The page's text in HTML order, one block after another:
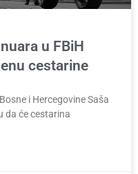
u FBiH
cestarine
i Hercegovine Saša
da će cestarina